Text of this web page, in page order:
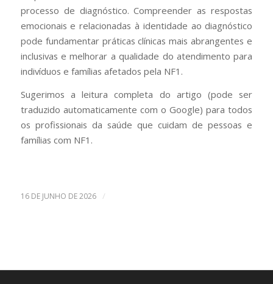
processo de diagnóstico. Compreender as respostas
emocionais e relacionadas à identidade ao diagnóstico
pode fundamentar práticas clínicas mais abrangentes e
inclusivas e melhorar a qualidade do atendimento para
indivíduos e famílias afetados pela NF1.
Sugerimos a leitura completa do artigo (pode ser
traduzido automaticamente com o Google) para todos
os profissionais da saúde que cuidam de pessoas e
famílias com NF1.
16 DE JUNHO DE 2026 /